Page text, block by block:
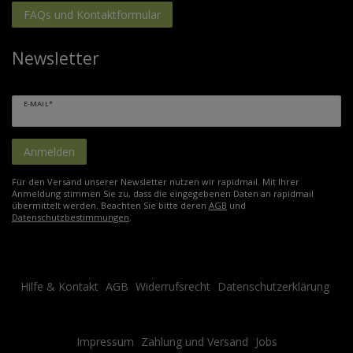
FAQs und Kontaktformular
Newsletter
E-MAIL*
Anmelden
Für den Versand unserer Newsletter nutzen wir rapidmail. Mit Ihrer
Anmeldung stimmen Sie zu, dass die eingegebenen Daten an rapidmail
übermittelt werden. Beachten Sie bitte deren AGB und
Datenschutzbestimmungen.
Hilfe & Kontakt AGB Widerrufsrecht Datenschutzerklärung
Impressum Zahlung und Versand Jobs